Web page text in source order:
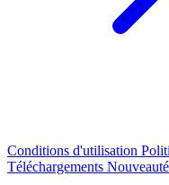
Conditions d'utilisation
Téléchargements